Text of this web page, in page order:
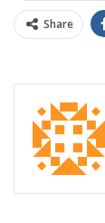
Share